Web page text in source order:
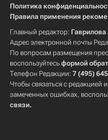
Политика
Правила применения
Главный редактор: Гаврилова
Адрес электронной почты
По вопросам размещения
воспользуйтесьформой
Телефон Редакции: 7 (495)
Чтобы связаться с редакцией
замеченных ошибках,
связи.